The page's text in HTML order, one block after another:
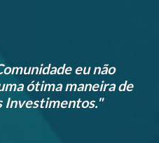
eu não
ótima maneira de
Investimentos."